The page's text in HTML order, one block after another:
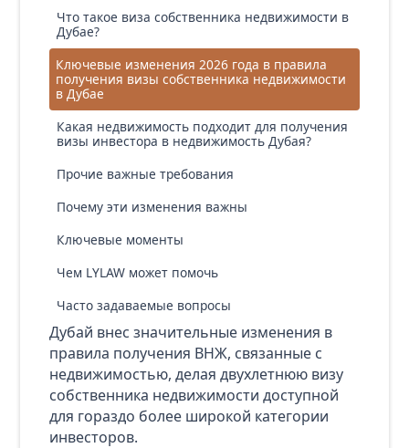
Что такое виза собственника недвижимости в
Дубае?
Ключевые изменения 2026 года в правила
получения визы собственника недвижимости
в Дубае
Какая недвижимость подходит для получения
визы инвестора в недвижимость Дубая?
Прочие важные требования
Почему эти изменения важны
Ключевые моменты
Чем LYLAW может помочь
Часто задаваемые вопросы
Дубай внес значительные изменения в
правила получения ВНЖ, связанные с
недвижимостью, делая двухлетнюю визу
собственника недвижимости доступной
для гораздо более широкой категории
инвесторов.